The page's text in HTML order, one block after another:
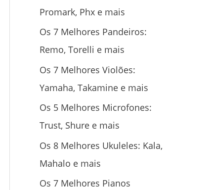
Promark, Phx e mais
Os 7 Melhores Pandeiros:
Remo, Torelli e mais
Os 7 Melhores Violões:
Yamaha, Takamine e mais
Os 5 Melhores Microfones:
Trust, Shure e mais
Os 8 Melhores Ukuleles: Kala,
Mahalo e mais
Os 7 Melhores Pianos